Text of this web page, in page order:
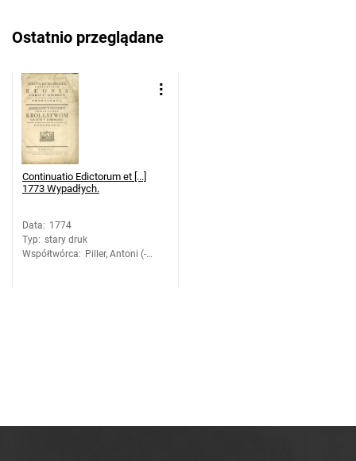
Ostatnio przeglądane
Continuatio Edictorum et [...]
1773 Wypadłych.
Data: 1774
Typ: stary druk
Współtwórca: Piller, Antoni (-